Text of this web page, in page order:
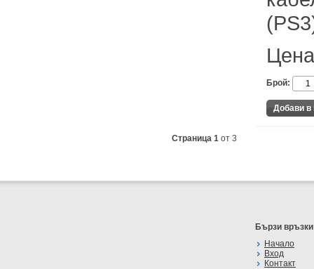
Брой:
Страница 1 от 3
Бързи връзки
Начало
Вход
Контакт